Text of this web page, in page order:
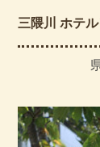
三隈川 ホテ